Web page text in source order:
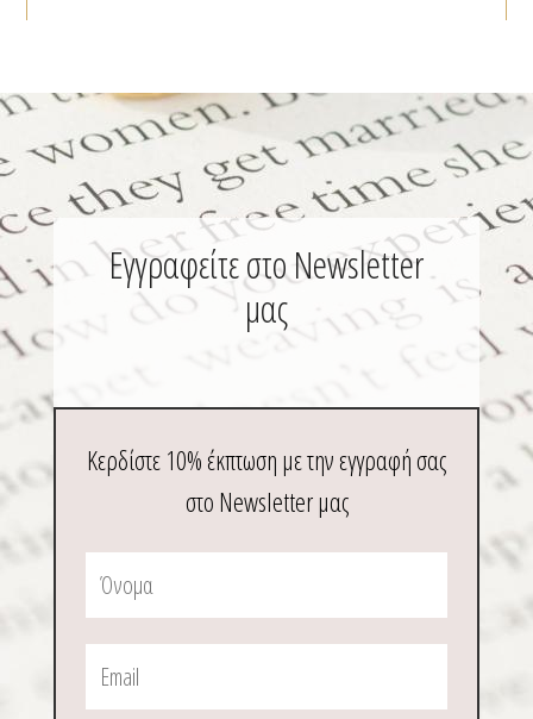
Εγγραφείτε στο Newsletter
μας
Κερδίστε 10% έκπτωση με την εγγραφή σας
στο Newsletter μας